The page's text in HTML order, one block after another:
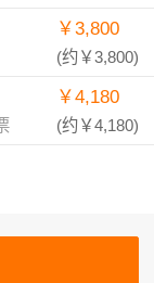
￥3,800
(约￥3,800)
￥4,180
(约￥4,180)